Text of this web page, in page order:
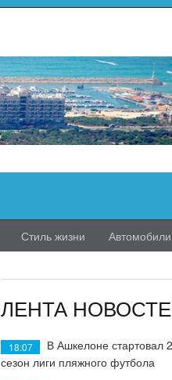
Стиль жизни Автомобили
ЛЕНТА
18:07
В Ашкелоне стартовал
сезон лиги пляжного футбола